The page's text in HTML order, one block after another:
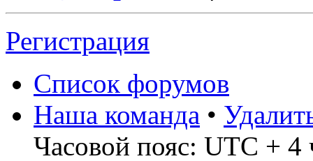
Регистрация
Список форумов
Наша команда •
Часовой пояс: UTC + 4